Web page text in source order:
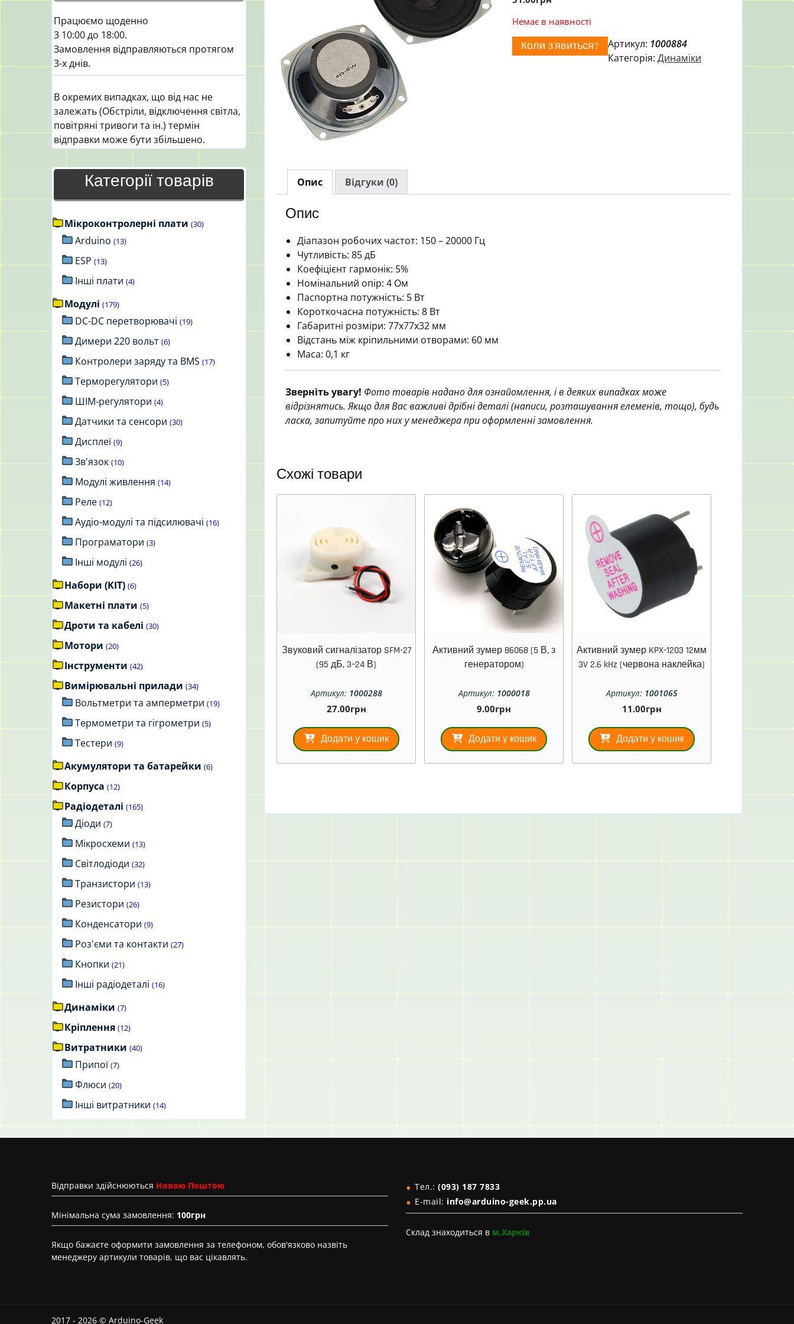
Немає в наявності
Коли з'явиться? Артикул: 1000884
Категорія:Динаміки
Опис Відгуки (0)
Опис
Діапазон робочих частот: 150 – 20000 Гц
Чутливість: 85 дБ
Коефіцієнт гармонік: 5%
Номінальний опір: 4 Ом
Паспортна потужність: 5 Вт
Короткочасна потужність: 8 Вт
Габаритні розміри: 77х77х32 мм
Відстань між кріпильними отворами: 60 мм
Маса: 0,1 кг
Зверніть увагу! Фото товарів надано для ознайомлення, і в деяких випадках може
відрізнятись. Якщо для Вас важливі дрібні деталі (написи, розташування елеменів, тощо), будь
ласка, запитуйте про них у менеджера при оформленні замовлення.
Схожі товари
Звуковий сигналізатор SFM-27
(95 дБ, 3–24 В)
Артикул: 1000288
27.00грн
Додати у кошик
Активний зумер 86068 (5 В, з
генератором)
Артикул: 1000018
9.00грн
Додати у кошик
Активний зумер KPX-1203 12мм
3V 2.6 kHz (червона наклейка)
Артикул: 1001065
11.00грн
Додати у кошик
Працюємо щоденно
3 10:00 до 18:00.
Замовлення відправляються протягом
3-х днів.
В окремих випадках, що від нас не
залежать (Обстріли, відключення світла,
повітряні тривоги та ін.) термін
відправки може бути збільшено.
Категорії товарів
Мікроконтролерні плати (30)
Arduino (13)
ESP (13)
Інші плати (4)
Модулі (179)
DC-DC перетворювачі (19)
Димери 220 вольт (6)
Контролери заряду та BMS (17)
Терморегулятори (5)
ШІМ-регулятори (4)
Датчики та сенсори (30)
Дисплеї (9)
Зв'язок (10)
Модулі живлення (14)
Реле (12)
Аудіо-модулі та підсилювачі (16)
Програматори (3)
Інші модулі (26)
Набори (KIT) (6)
Макетні плати (5)
Дроти та кабелі (30)
Мотори (20)
Інструменти (42)
Вимірювальні прилади (34)
Вольтметри та амперметри (19)
Термометри та гігрометри (5)
Тестери (9)
Акумулятори та батарейки (6)
Корпуса (12)
Радіодеталі (165)
Діоди (7)
Мікросхеми (13)
Світлодіоди (32)
Транзистори (13)
Резистори (26)
Конденсатори (9)
Роз'єми та контакти (27)
Кнопки (21)
Інші радіодеталі (16)
Динаміки (7)
Кріплення (12)
Витратники (40)
Припої (7)
Флюси (20)
Інші витратники (14)
Вiдправки здійснюються Новою Поштою
Мінімальна сума замовлення: 100грн
Якщо бажаєте оформити замовлення за телефоном, обов'язково назвіть
менеджеру артикули товарів, що вас цікавлять.
Тел.: (093) 187 7833
E-mail: info@arduino-geek.pp.ua
Склад знаходиться в м.Харків
2017 - 2026 © Arduino-Geek